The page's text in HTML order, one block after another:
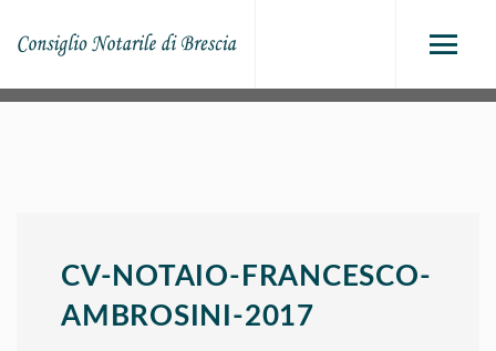
CV-NOTAIO-FRANCESCO-
AMBROSINI-2017